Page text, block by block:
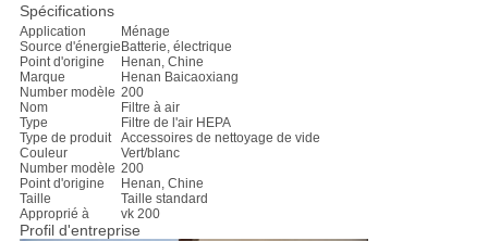
Spécifications
Application
Ménage
Source d'énergie Batterie, électrique
Point d'origine
Henan, Chine
Marque
Henan Baicaoxiang
Number modèle 200
Nom
Filtre à air
Type
Filtre de l'air HEPA
Type de produit
Accessoires de nettoyage de vide
Couleur
Vert/blanc
Number modèle 200
Point d'origine
Henan, Chine
Taille
Taille standard
Approprié à
vk 200
Profil d'entreprise